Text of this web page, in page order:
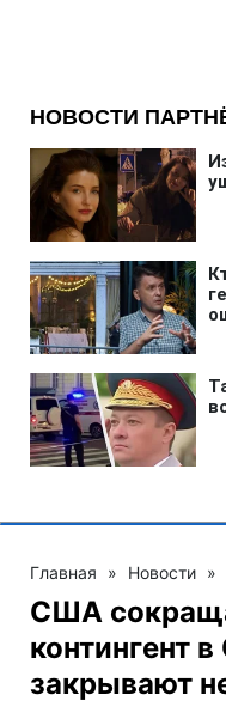
Главная » Новости »
США
контингент
закрывают